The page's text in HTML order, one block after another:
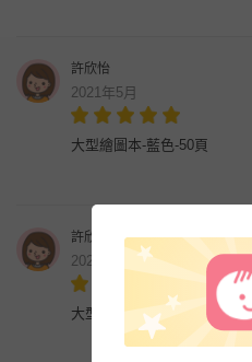
許欣怡
2021年5月
大型繪圖本-藍色-50頁
許欣怡
2021年5月
大型繪圖本-粉紅-50頁